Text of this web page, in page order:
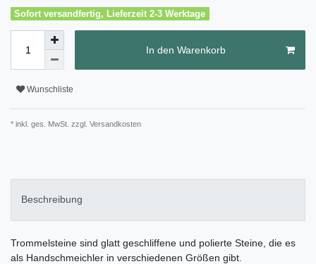
Sofort versandfertig, Lieferzeit 2-3 Werktage
In den Warenkorb
Wunschliste
* inkl. ges. MwSt. zzgl. Versandkosten
Beschreibung
Trommelsteine sind glatt geschliffene und polierte Steine, die es
als Handschmeichler in verschiedenen Größen gibt.